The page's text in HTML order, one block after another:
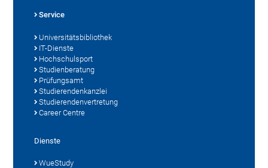
Service
Universitätsbibliothek
IT-Dienste
Hochschulsport
Studienberatung
Prüfungsamt
Studierendenkanzlei
Studierendenvertretung
Career Centre
Dienste
WueStudy